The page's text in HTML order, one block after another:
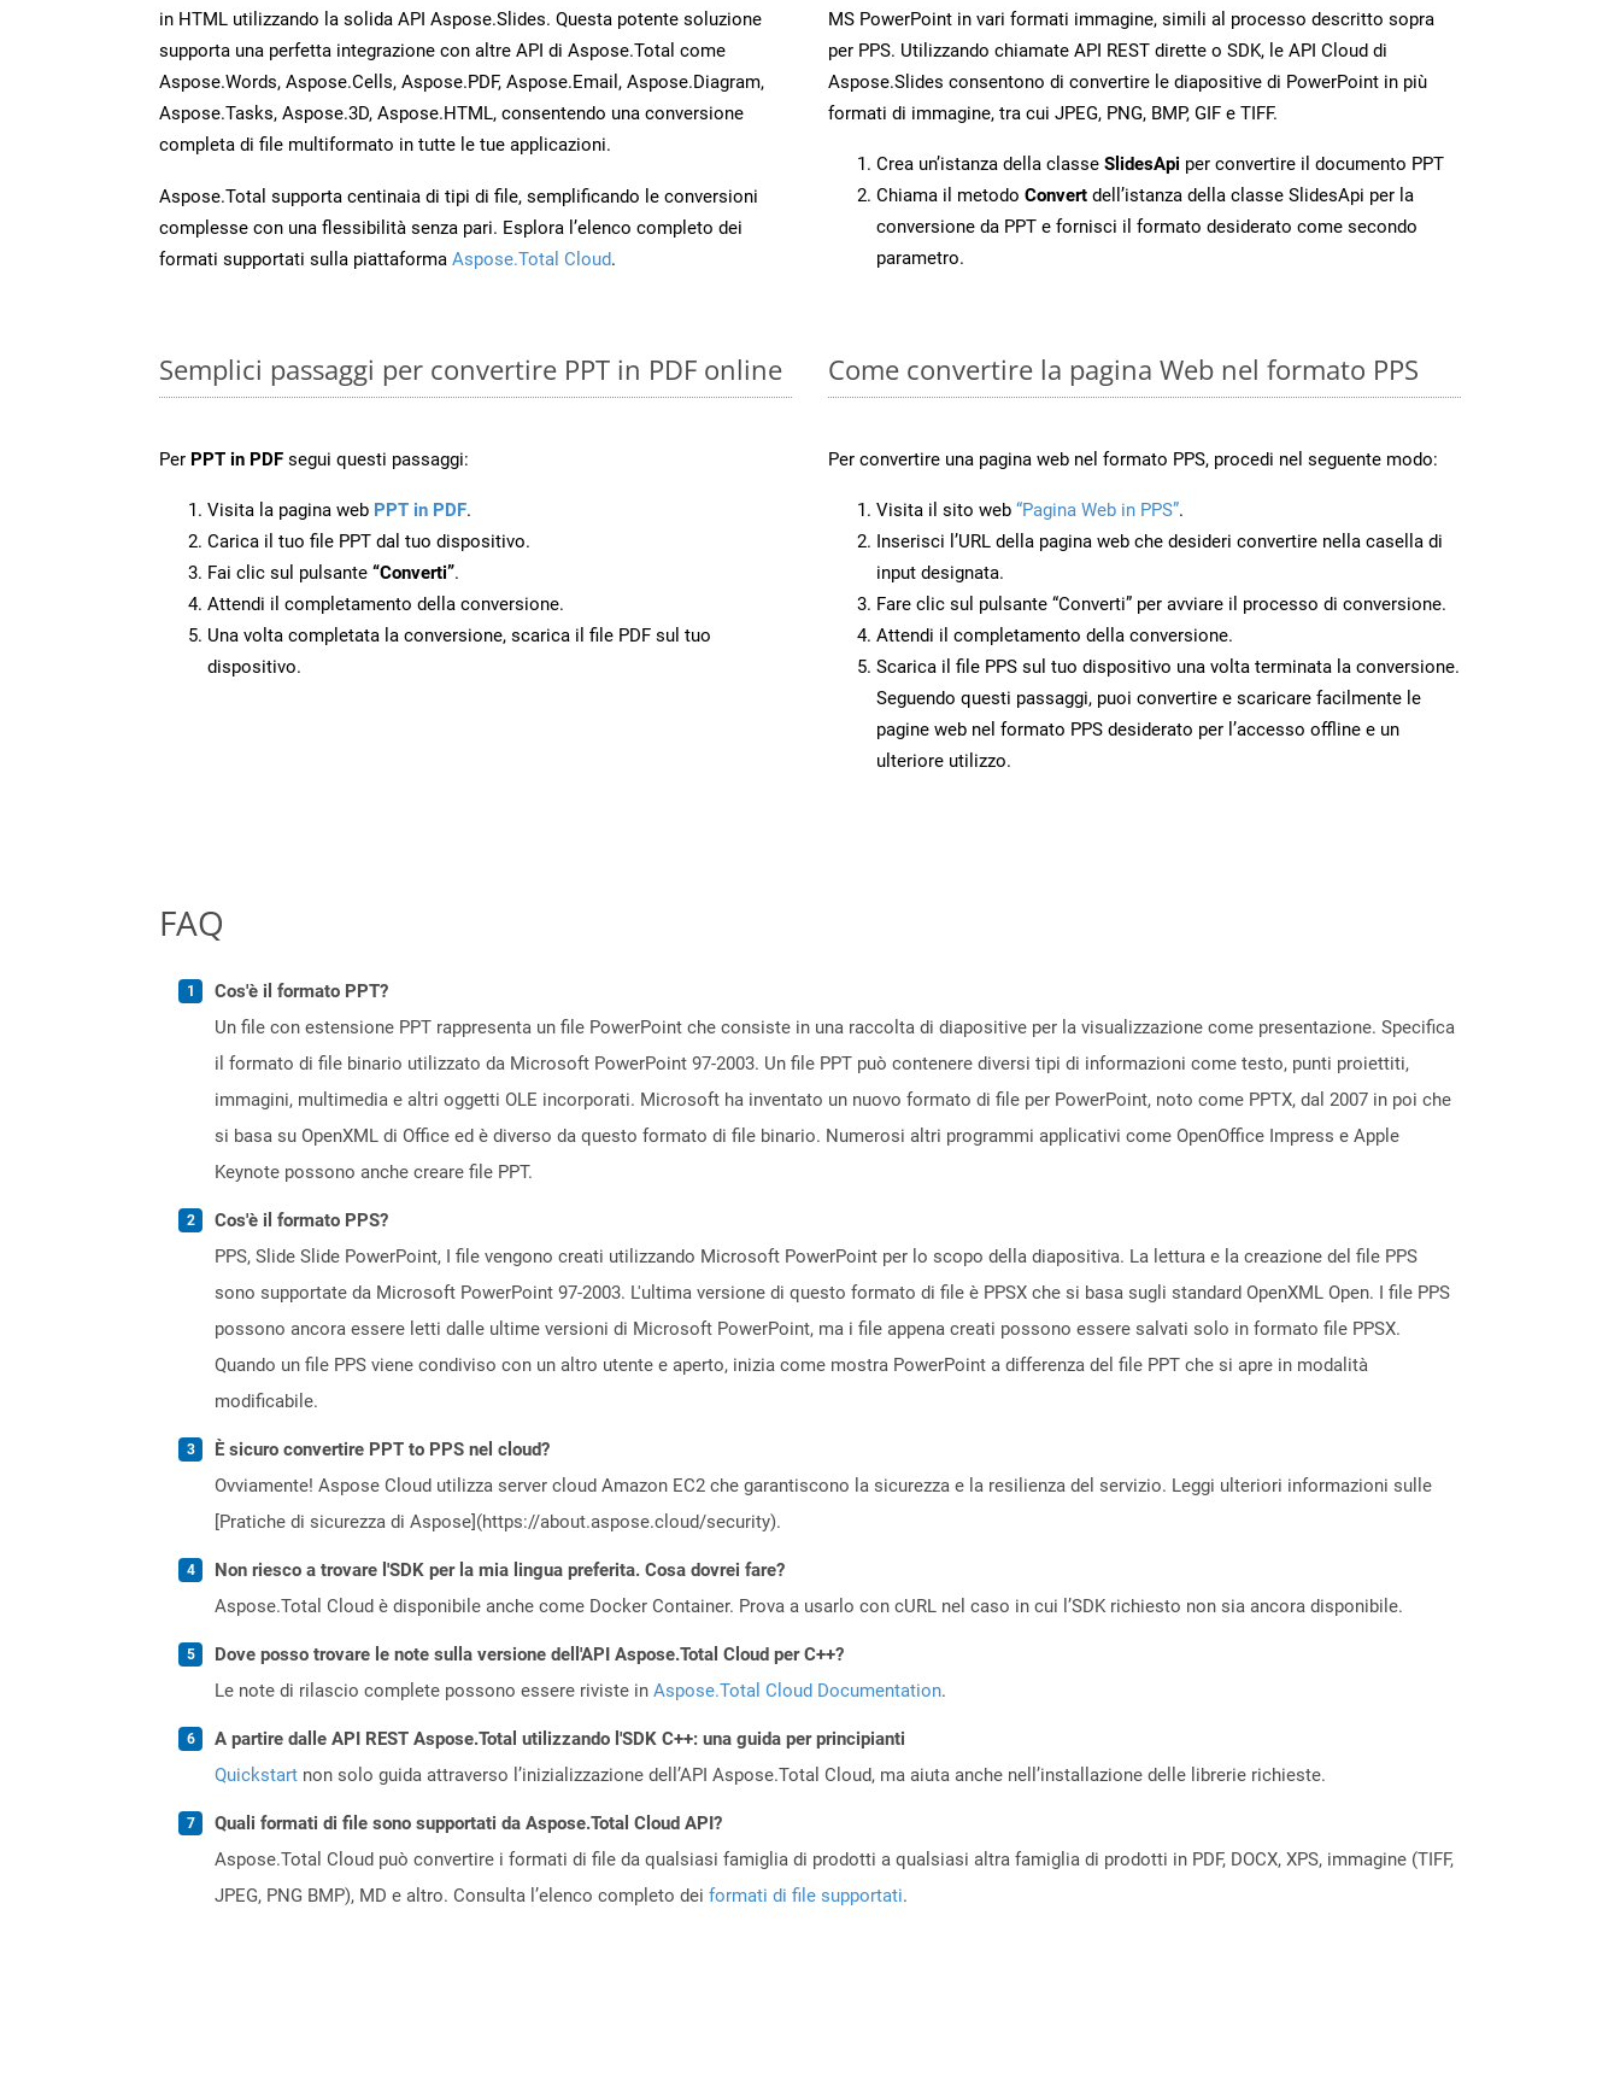
in HTML utilizzando la solida API Aspose.Slides. Questa potente soluzione
supporta una perfetta integrazione con altre API di Aspose.Total come
Aspose.Words, Aspose.Cells, Aspose.PDF, Aspose.Email, Aspose.Diagram,
Aspose.Tasks, Aspose.3D, Aspose.HTML, consentendo una conversione
completa di file multiformato in tutte le tue applicazioni.
Aspose.Total supporta centinaia di tipi di file, semplificando le conversioni
complesse con una flessibilità senza pari. Esplora l’elenco completo dei
formati supportati sulla piattaforma Aspose.Total Cloud.
MS PowerPoint in vari formati immagine, simili al processo descritto sopra
per PPS. Utilizzando chiamate API REST dirette o SDK, le API Cloud di
Aspose.Slides consentono di convertire le diapositive di PowerPoint in più
formati di immagine, tra cui JPEG, PNG, BMP, GIF e TIFF.
Crea un’istanza della classe SlidesApi per convertire il documento PPT
Chiama il metodo Convert dell’istanza della classe SlidesApi per la
conversione da PPT e fornisci il formato desiderato come secondo
parametro.
Semplici passaggi per convertire PPT in PDF online
Per PPT in PDF segui questi passaggi:
Visita la pagina web PPT in PDF.
Carica il tuo file PPT dal tuo dispositivo.
Fai clic sul pulsante “Converti”.
Attendi il completamento della conversione.
Una volta completata la conversione, scarica il file PDF sul tuo
dispositivo.
Come convertire la pagina Web nel formato PPS
Per convertire una pagina web nel formato PPS, procedi nel seguente modo:
Visita il sito web “Pagina Web in PPS”.
Inserisci l’URL della pagina web che desideri convertire nella casella di
input designata.
Fare clic sul pulsante “Converti” per avviare il processo di conversione.
Attendi il completamento della conversione.
Scarica il file PPS sul tuo dispositivo una volta terminata la conversione.
Seguendo questi passaggi, puoi convertire e scaricare facilmente le
pagine web nel formato PPS desiderato per l’accesso offline e un
ulteriore utilizzo.
FAQ
Cos'è il formato PPT?
Un file con estensione PPT rappresenta un file PowerPoint che consiste in una raccolta di diapositive per la visualizzazione come presentazione. Specifica
il formato di file binario utilizzato da Microsoft PowerPoint 97-2003. Un file PPT può contenere diversi tipi di informazioni come testo, punti proiettiti,
immagini, multimedia e altri oggetti OLE incorporati. Microsoft ha inventato un nuovo formato di file per PowerPoint, noto come PPTX, dal 2007 in poi che
si basa su OpenXML di Office ed è diverso da questo formato di file binario. Numerosi altri programmi applicativi come OpenOffice Impress e Apple
Keynote possono anche creare file PPT.
Cos'è il formato PPS?
PPS, Slide Slide PowerPoint, I file vengono creati utilizzando Microsoft PowerPoint per lo scopo della diapositiva. La lettura e la creazione del file PPS
sono supportate da Microsoft PowerPoint 97-2003. L'ultima versione di questo formato di file è PPSX che si basa sugli standard OpenXML Open. I file PPS
possono ancora essere letti dalle ultime versioni di Microsoft PowerPoint, ma i file appena creati possono essere salvati solo in formato file PPSX.
Quando un file PPS viene condiviso con un altro utente e aperto, inizia come mostra PowerPoint a differenza del file PPT che si apre in modalità
modificabile.
È sicuro convertire PPT to PPS nel cloud?
Ovviamente! Aspose Cloud utilizza server cloud Amazon EC2 che garantiscono la sicurezza e la resilienza del servizio. Leggi ulteriori informazioni sulle
[Pratiche di sicurezza di Aspose](https://about.aspose.cloud/security).
Non riesco a trovare l'SDK per la mia lingua preferita. Cosa dovrei fare?
Aspose.Total Cloud è disponibile anche come Docker Container. Prova a usarlo con cURL nel caso in cui l’SDK richiesto non sia ancora disponibile.
Dove posso trovare le note sulla versione dell'API Aspose.Total Cloud per C++?
Le note di rilascio complete possono essere riviste in Aspose.Total Cloud Documentation.
A partire dalle API REST Aspose.Total utilizzando l'SDK C++: una guida per principianti
Quickstart non solo guida attraverso l’inizializzazione dell’API Aspose.Total Cloud, ma aiuta anche nell’installazione delle librerie richieste.
Quali formati di file sono supportati da Aspose.Total Cloud API?
Aspose.Total Cloud può convertire i formati di file da qualsiasi famiglia di prodotti a qualsiasi altra famiglia di prodotti in PDF, DOCX, XPS, immagine (TIFF,
JPEG, PNG BMP), MD e altro. Consulta l’elenco completo dei formati di file supportati.